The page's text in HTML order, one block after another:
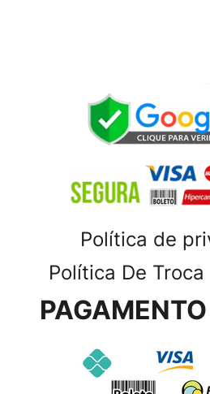
Política de
Política De
PAGAMENTO